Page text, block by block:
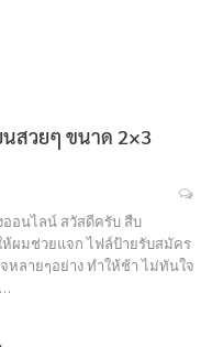
สวยๆ ขนาด 2×3
อนไลน์ สวัสดีครับ สืบ
ผมช่วยแจก ไฟล์ป้ายรับสมัคร
หลายๆอย่าง ทำให้ช้า ไม่ทันใจ